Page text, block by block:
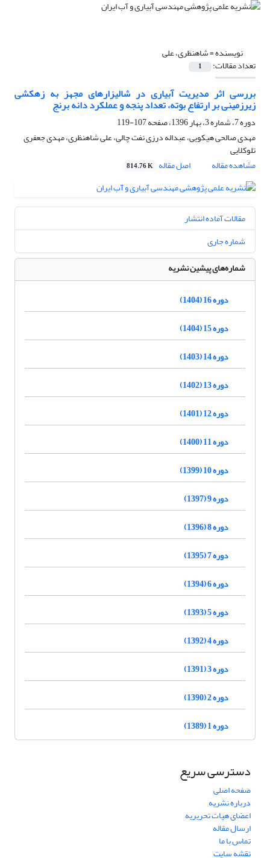
نویسنده =شاهنظری، علی
تعداد مقالات: 1
بررسی اثر مدیریت آبیاری در شالیزارهای مجهز به زهکشی
زیرزمینی بر ارتفاع بوته، تعداد پنجه و عملکرد دانه برنج
دوره 7، شماره 3، بهار 1396، صفحه
107-119
مهدی صالحی هیکویی، عبداله درزی نفت چالی، علی شاهنظری، مهدی جعفری
تلوکلایی
مشاهده مقاله
اصل مقاله 814.76 K
مقالات آماده انتشار
شماره جاری
شماره‌های پیشین نشریه
دوره 16 (1404)
دوره 15 (1404)
دوره 14 (1403)
دوره 13 (1402)
دوره 12 (1401)
دوره 11 (1400)
دوره 10 (1399)
دوره 9 (1397)
دوره 8 (1396)
دوره 7 (1395)
دوره 6 (1394)
دوره 5 (1393)
دوره 4 (1392)
دوره 3 (1391)
دوره 2 (1390)
دوره 1 (1389)
دسترسی سریع
صفحه اصلی
درباره نشریه
اعضای هیات تحریریه
ارسال مقاله
تماس با ما
نقشه سایت